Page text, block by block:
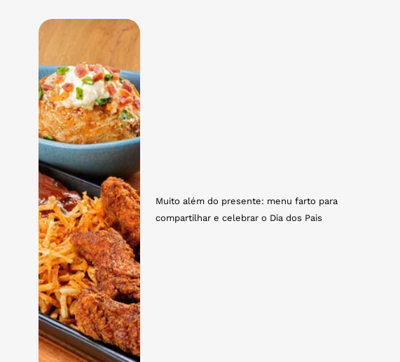
Muito além do presente: menu farto para
compartilhar e celebrar o Dia dos Pais